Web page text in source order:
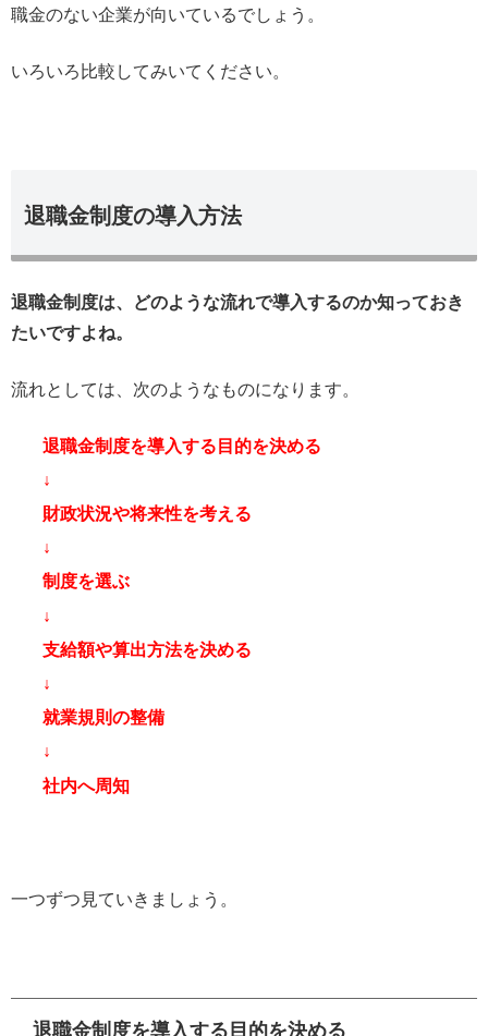
職金のない企業が向いているでしょう。
いろいろ比較してみいてください。
退職金制度の導入方法
退職金制度は、どのような流れで導入するのか知っておき
たいですよね。
流れとしては、次のようなものになります。
退職金制度を導入する目的を決める
↓
財政状況や将来性を考える
↓
制度を選ぶ
↓
支給額や算出方法を決める
↓
就業規則の整備
↓
社内へ周知
一つずつ見ていきましょう。
退職金制度を導入する目的を決める